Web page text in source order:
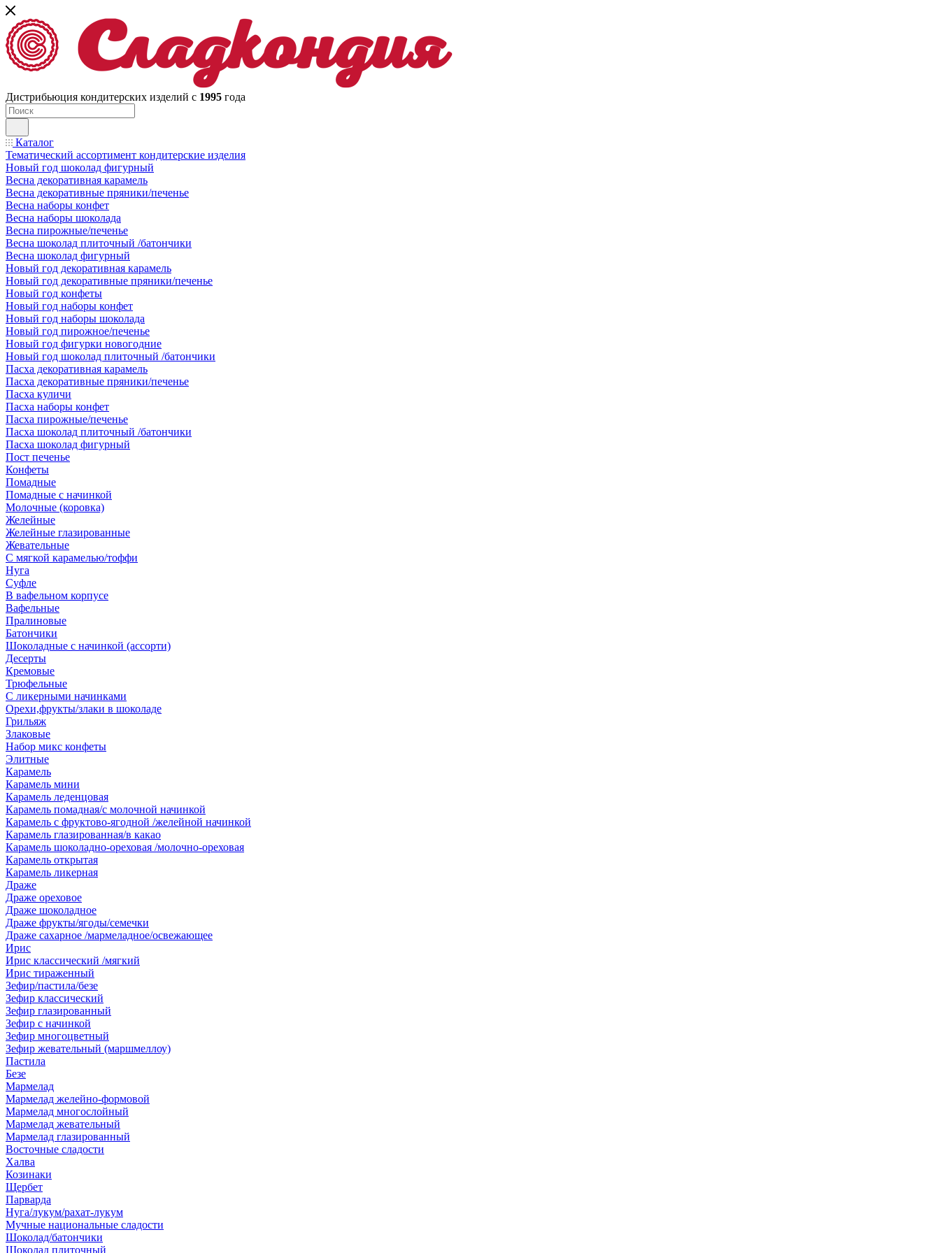
Дистрибьюция кондитерских изделий с 1995 года
Каталог
Тематический ассортимент кондитерские изделия
Новый год шоколад фигурный
Весна декоративная карамель
Весна декоративные пряники/печенье
Весна наборы конфет
Весна наборы шоколада
Весна пирожные/печенье
Весна шоколад плиточный /батончики
Весна шоколад фигурный
Новый год декоративная карамель
Новый год декоративные пряники/печенье
Новый год конфеты
Новый год наборы конфет
Новый год наборы шоколада
Новый год пирожное/печенье
Новый год фигурки новогодние
Новый год шоколад плиточный /батончики
Пасха декоративная карамель
Пасха декоративные пряники/печенье
Пасха куличи
Пасха наборы конфет
Пасха пирожные/печенье
Пасха шоколад плиточный /батончики
Пасха шоколад фигурный
Пост печенье
Конфеты
Помадные
Помадные с начинкой
Молочные (коровка)
Желейные
Желейные глазированные
Жевательные
С мягкой карамелью/тоффи
Нуга
Суфле
В вафельном корпусе
Вафельные
Пралиновые
Батончики
Шоколадные с начинкой (ассорти)
Десерты
Кремовые
Трюфельные
С ликерными начинками
Орехи,фрукты/злаки в шоколаде
Грильяж
Злаковые
Набор микс конфеты
Элитные
Карамель
Карамель мини
Карамель леденцовая
Карамель помадная/с молочной начинкой
Карамель с фруктово-ягодной /желейной начинкой
Карамель глазированная/в какао
Карамель шоколадно-ореховая /молочно-ореховая
Карамель открытая
Карамель ликерная
Драже
Драже ореховое
Драже шоколадное
Драже фрукты/ягоды/семечки
Драже сахарное /мармеладное/освежающее
Ирис
Ирис классический /мягкий
Ирис тираженный
Зефир/пастила/безе
Зефир классический
Зефир глазированный
Зефир с начинкой
Зефир многоцветный
Зефир жевательный (маршмеллоу)
Пастила
Безе
Мармелад
Мармелад желейно-формовой
Мармелад многослойный
Мармелад жевательный
Мармелад глазированный
Восточные сладости
Халва
Козинаки
Щербет
Парварда
Нуга/лукум/рахат-лукум
Мучные национальные сладости
Шоколад/батончики
Шоколад плиточный